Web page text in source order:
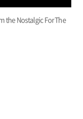
the Nostalgic For The